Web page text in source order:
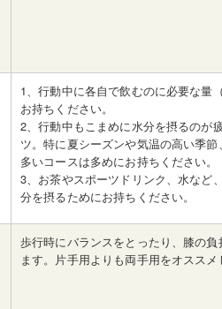
1、行動中に各自で飲むのに必要な量
お持ちください。
2、行動中もこまめに水分を摂るのが
ツ。特に夏シーズンや気温の高い季
多いコースは多めにお持ちください。
3、お茶やスポーツドリンク、水など
分を摂るためにお持ちください。
歩行時にバランスをとったり、膝の
ます。片手用よりも両手用をオスス